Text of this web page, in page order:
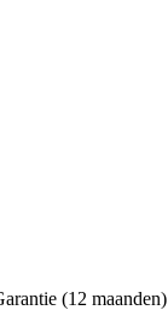
(12 maanden)